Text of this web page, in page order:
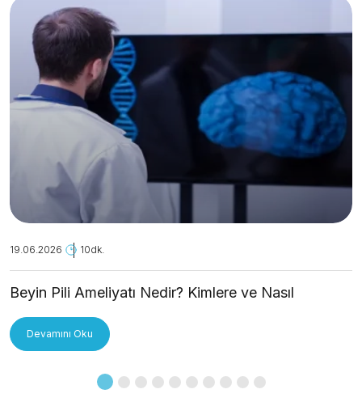
19.06.2026 10dk.
Beyin Pili Ameliyatı Nedir? Kimlere ve Nasıl
Devamını Oku